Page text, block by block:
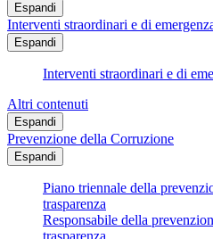
Espandi
Interventi straordinari e di
Espandi
Interventi straordinari e di
Altri contenuti
Espandi
Prevenzione della Corruzione
Espandi
Piano triennale della
trasparenza
Responsabile della
trasparenza